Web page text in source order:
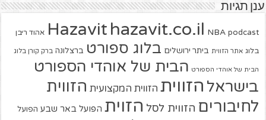
ענן תגיות
Hazavit hazavit.co.il NBA podcast אהוד ריבן
בלוג אתר הזווית ביתר ירושלים בלוג ספורט ברצלונה ברק קורן בלוג
הבית של אוהדי הספורט הבית של אוהדי הספורט
בישראל הזווית הזווית המקצועית הזווית
לחיבורים הזווית לסל הזוית הפועל באר שבע הפועל